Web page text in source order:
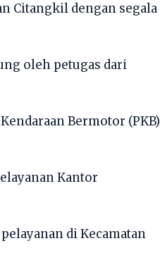
Citangkil dengan segala
oleh petugas dari
Bermotor (PKB)
Kantor
di Kecamatan